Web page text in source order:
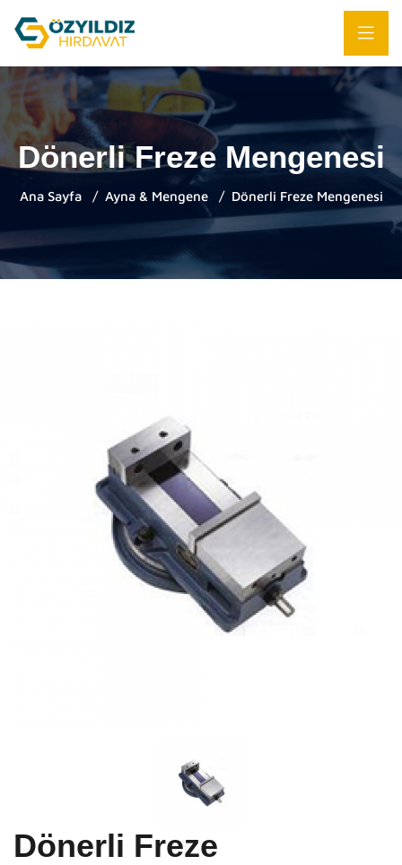
Dönerli Freze Mengenesi
Ana Sayfa Ayna & Mengene Dönerli Freze Mengenesi
Dönerli Freze